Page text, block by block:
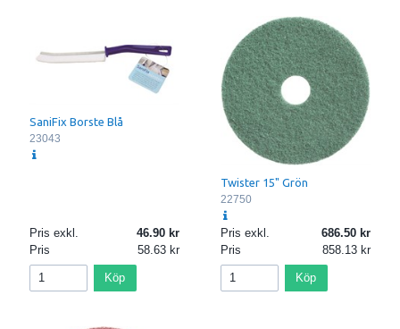
SaniFix Borste Blå
23043
Pris exkl.
46.90
Pris
58.63
Köp
Twister 15" Grön
22750
Pris exkl.
686.50
Pris
858.13
Köp